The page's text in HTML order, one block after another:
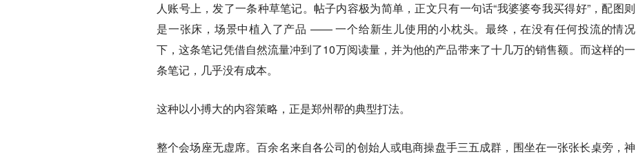
人账号上，发了一条种草笔记。帖子内容极为简单，正文只有一句话“我婆婆夸我买得好”，配图则
是一张床，场景中植入了产品 —— 一个给新生儿使用的小枕头。最终，在没有任何投流的情况
下，这条笔记凭借自然流量冲到了10万阅读量，并为他的产品带来了十几万的销售额。而这样的一
条笔记，几乎没有成本。
这种以小搏大的内容策略，正是郑州帮的典型打法。
整个会场座无虚席。百余名来自各公司的创始人或电商操盘手三五成群，围坐在一张张长桌旁，神